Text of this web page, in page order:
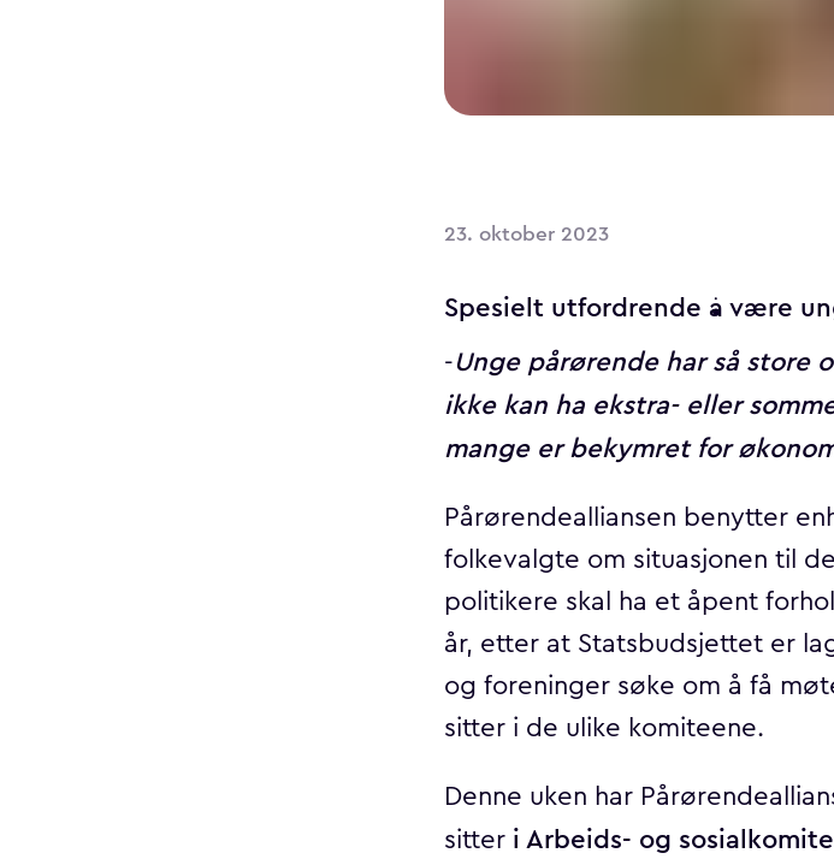
23. oktober 2023
Spesielt utfordrende å være
-Unge pårørende har så store
ikke kan ha ekstra- eller
mange er bekymret for
Pårørendealliansen benytter
folkevalgte om situasjonen til
politikere skal ha et åpent
år, etter at Statsbudsjettet er
og foreninger søke om å få
sitter i de ulike komiteene.
Denne uken har
sitter i Arbeids- og